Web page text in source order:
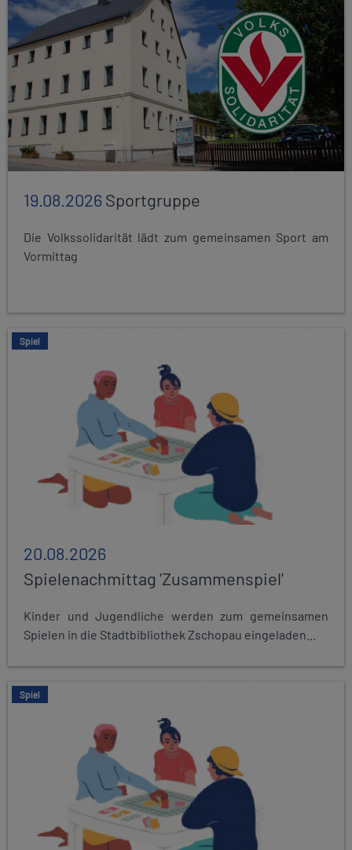
19.08.2026Sportgruppe
Die Volkssolidarität lädt zum gemeinsamen Sport am
Vormittag
Spiel
20.08.2026
Spielenachmittag 'Zusammenspiel'
Kinder und Jugendliche werden zum gemeinsamen
Spielen in die Stadtbibliothek Zschopau eingeladen...
Spiel